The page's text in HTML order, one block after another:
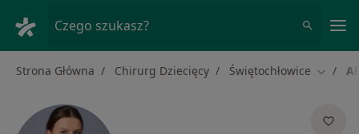
Czego szukasz?
Strona Główna Chirurg Dziecięcy Świętochłowice Zmień